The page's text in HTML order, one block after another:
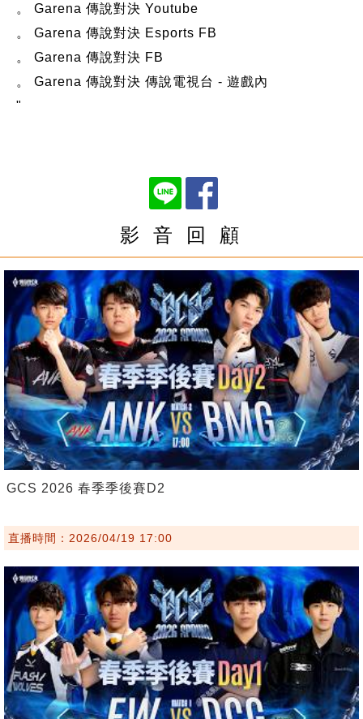
。 Garena 傳說對決 Youtube
。 Garena 傳說對決 Esports FB
。 Garena 傳說對決 FB
。 Garena 傳說對決 傳說電視台 - 遊戲內
"
影 音 回 顧
GCS 2026 春季季後賽D2
直播時間：2026/04/19 17:00